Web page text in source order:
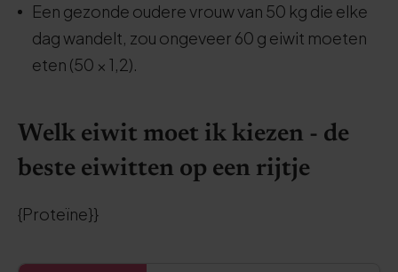
Een gezonde oudere vrouw van 50 kg die elke
dag wandelt, zou ongeveer 60 g eiwit moeten
eten (50 × 1,2).
Welk eiwit moet ik kiezen - de
beste eiwitten op een rijtje
{Proteïne}}